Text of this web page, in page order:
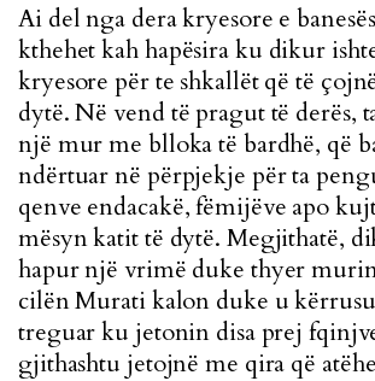
Ai del nga dera kryesore e
kthehet kah hapësira ku dikur
kryesore për te shkallët që të
dytë. Në vend të pragut të derës,
një mur me blloka të bardhë, që
ndërtuar në përpjekje për ta
qenve endacakë, fëmijëve apo
mësyn katit të dytë. Megjithatë,
hapur një vrimë duke thyer
cilën Murati kalon duke u
treguar ku jetonin disa prej
gjithashtu jetojnë me qira që